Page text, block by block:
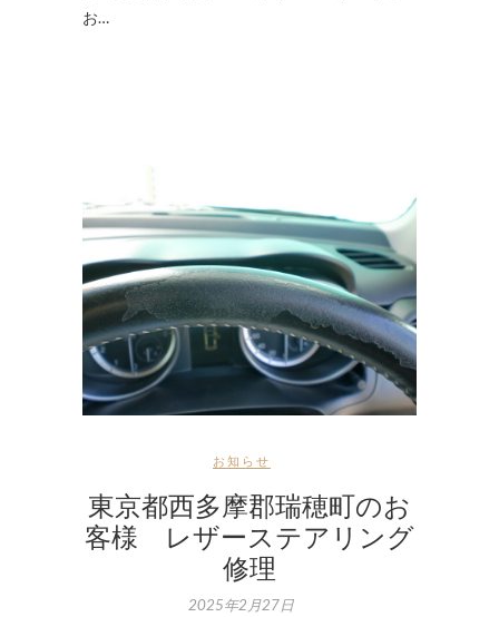
お…
お知らせ
東京都西多摩郡瑞穂町のお
客様 レザーステアリング
修理
2025年2月27日